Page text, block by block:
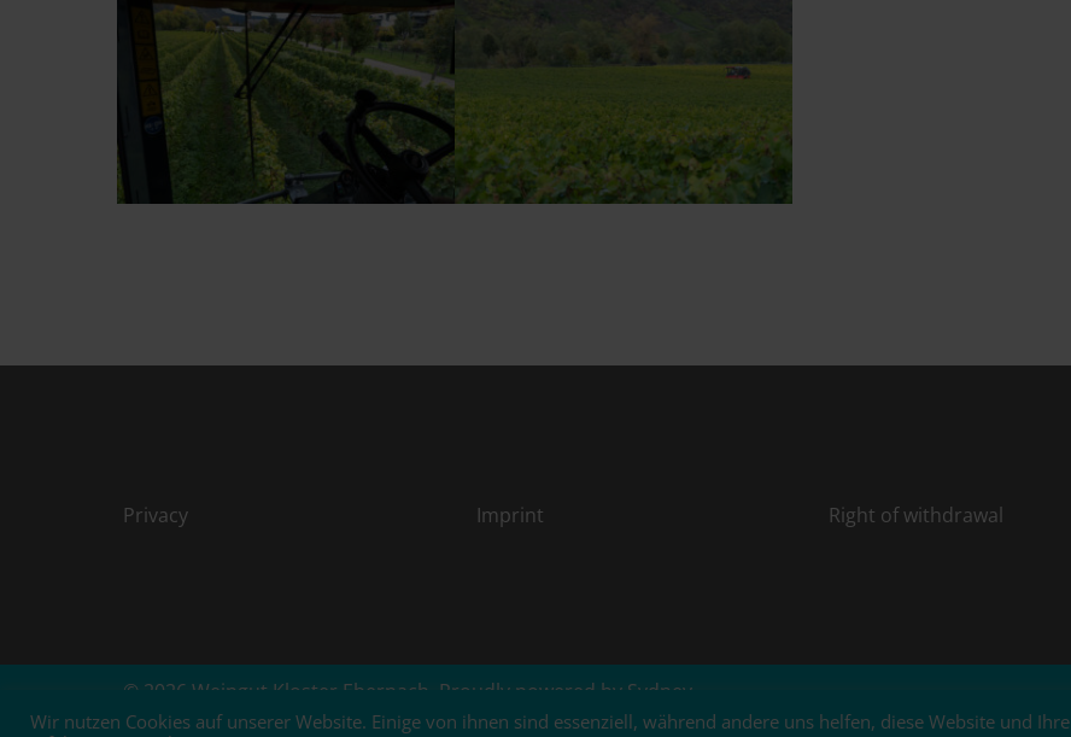
Privacy Imprint Right of withdrawal
© 2026 Weingut Kloster Ebernach. Proudly powered by Sydney
Wir nutzen Cookies auf unserer Website. Einige von ihnen sind essenziell, während andere uns helfen, diese Website und Ihre